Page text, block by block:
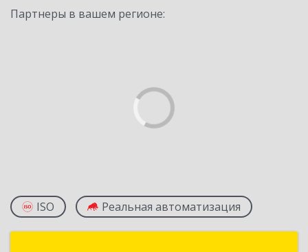
Партнеры в вашем регионе:
ISO Реальная автоматизация